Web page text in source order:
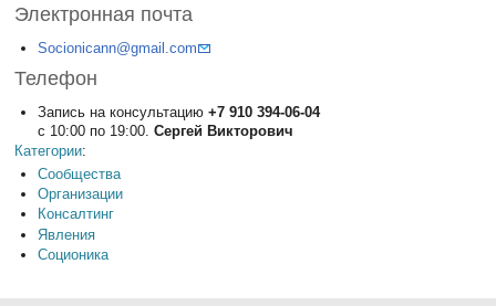
Электронная почта
Socionicann@gmail.com
Телефон
Запись на консультацию +7 910 394-06-04
c 10:00 по 19:00. Сергей Викторович
Категории:
Сообщества
Организации
Консалтинг
Явления
Соционика